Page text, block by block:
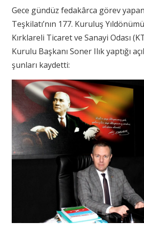
Gece gündüz fedakârca görev
Teşkilatı’nın 177. Kuruluş
Kırklareli Ticaret ve Sanayi Odası
Kurulu Başkanı Soner Ilık yaptığı
şunları kaydetti: